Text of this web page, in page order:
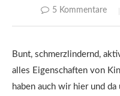
5 Kommentare
Bunt, schmerzlindernd,
alles Eigenschaften von
haben auch wir hier und